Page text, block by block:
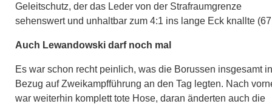
Geleitschutz, der das Leder von der Strafraumgrenze
sehenswert und unhaltbar zum 4:1 ins lange Eck knallte
Auch Lewandowski darf noch mal
Es war schon recht peinlich, was die Borussen insgesamt in
Bezug auf Zweikampfführung an den Tag legten. Nach
war weiterhin komplett tote Hose, daran änderten auch die